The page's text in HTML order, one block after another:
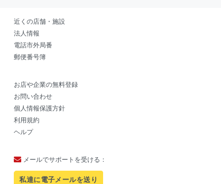
近くの店舗・施設
法人情報
電話市外局番
郵便番号簿
お店や企業の無料登録
お問い合わせ
個人情報保護方針
利用規約
ヘルプ
メールでサポートを受ける：
私達に電子メールを送り